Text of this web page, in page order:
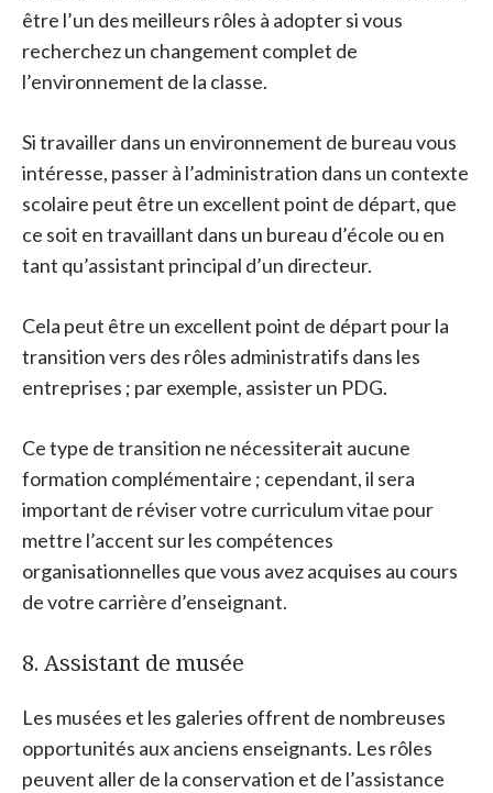
être l’un des meilleurs rôles à adopter si vous
recherchez un changement complet de
l’environnement de la classe.
Si travailler dans un environnement de bureau vous
intéresse, passer à l’administration dans un contexte
scolaire peut être un excellent point de départ, que
ce soit en travaillant dans un bureau d’école ou en
tant qu’assistant principal d’un directeur.
Cela peut être un excellent point de départ pour la
transition vers des rôles administratifs dans les
entreprises ; par exemple, assister un PDG.
Ce type de transition ne nécessiterait aucune
formation complémentaire ; cependant, il sera
important de réviser votre curriculum vitae pour
mettre l’accent sur les compétences
organisationnelles que vous avez acquises au cours
de votre carrière d’enseignant.
8. Assistant de musée
Les musées et les galeries offrent de nombreuses
opportunités aux anciens enseignants. Les rôles
peuvent aller de la conservation et de l’assistance